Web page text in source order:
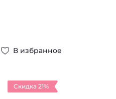
В избранное
Скидка 21%